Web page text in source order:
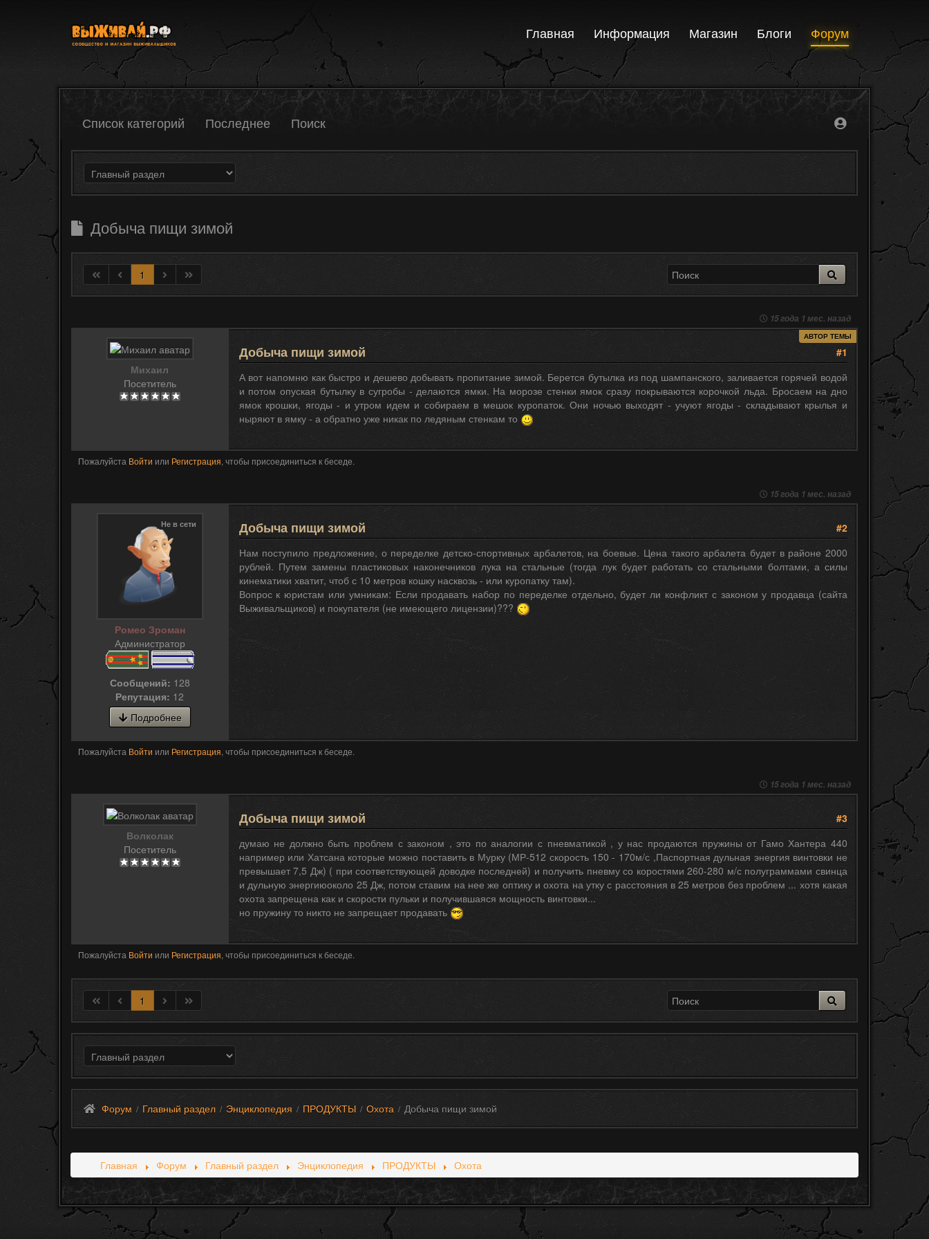
Главная Информация Магазин Блоги Форум
Список категорий Последнее Поиск
Добыча пищи зимой
1
15 года 1 мес. назад
Михаил
Посетитель
АВТОР ТЕМЫ
Добыча пищи зимой
#1
А вот напомню как быстро и дешево добывать пропитание зимой. Берется бутылка из под шампанского, заливается горячей водой
и потом опуская бутылку в сугробы - делаются ямки. На морозе стенки ямок сразу покрываются корочкой льда. Бросаем на дно
ямок крошки, ягоды - и утром идем и собираем в мешок куропаток. Они ночью выходят - учуют ягоды - складывают крылья и
ныряют в ямку - а обратно уже никак по ледяным стенкам то
Пожалуйста Войти или Регистрация, чтобы присоединиться к беседе.
15 года 1 мес. назад
Не в сети
Ромео Зроман
Администратор
Сообщений: 128
Репутация: 12
Подробнее
Добыча пищи зимой
#2
Нам поступило предложение, о переделке детско-спортивных арбалетов, на боевые. Цена такого арбалета будет в районе 2000
рублей. Путем замены пластиковых наконечников лука на стальные (тогда лук будет работать со стальными болтами, а силы
кинематики хватит, чтоб с 10 метров кошку насквозь - или куропатку там).
Вопрос к юристам или умникам: Если продавать набор по переделке отдельно, будет ли конфликт с законом у продавца (сайта
Выживальщиков) и покупателя (не имеющего лицензии)???
Пожалуйста Войти или Регистрация, чтобы присоединиться к беседе.
15 года 1 мес. назад
Волколак
Посетитель
Добыча пищи зимой
#3
думаю не должно быть проблем с законом , это по аналогии с пневматикой , у нас продаются пружины от Гамо Хантера 440
например или Хатсана которые можно поставить в Мурку (МР-512 скорость 150 - 170м/с ,Паспортная дульная энергия винтовки не
превышает 7,5 Дж) ( при соответствующей доводке последней) и получить пневму со коростями 260-280 м/с полуграммами свинца
и дульную энергиюоколо 25 Дж, потом ставим на нее же оптику и охота на утку с расстояния в 25 метров без проблем ... хотя какая
охота запрещена как и скорости пульки и получившаяся мощность винтовки...
но пружину то никто не запрещает продавать
Пожалуйста Войти или Регистрация, чтобы присоединиться к беседе.
1
Форум / Главный раздел / Энциклопедия / ПРОДУКТЫ / Охота / Добыча пищи зимой
Главная Форум Главный раздел Энциклопедия ПРОДУКТЫ Охота